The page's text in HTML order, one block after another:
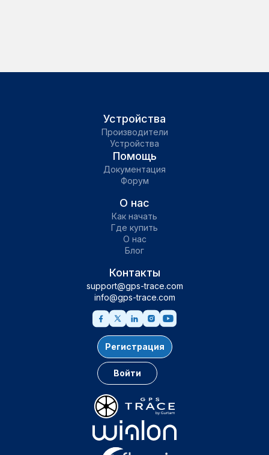
Устройства
Производители
Устройства
Помощь
Документация
Форум
О нас
Как начать
Где купить
О нас
Блог
Контакты
support@gps-trace.com
info@gps-trace.com
Регистрация
Войти